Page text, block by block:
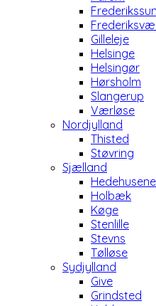
Gilleleje
Helsinge
Helsingør
Hørsholm
Slangerup
Værløse
Nordjylland
Thisted
Støvring
Sjælland
Hedehusene
Holbæk
Køge
Stenlille
Stevns
Tølløse
Sydjylland
Give
Grindsted